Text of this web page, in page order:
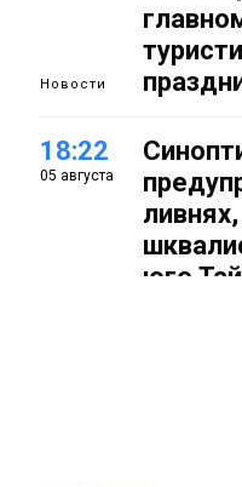
Новости
18:22
05 августа
юге